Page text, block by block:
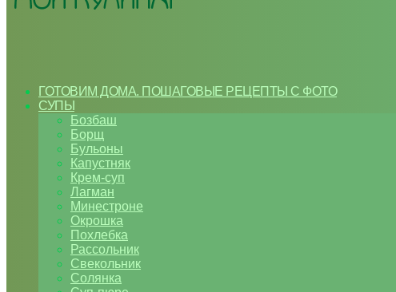
ГОТОВИМ ДОМА. ПОШАГОВЫЕ РЕЦЕПТЫ С ФОТО
СУПЫ
Бозбаш
Борщ
Бульоны
Капустняк
Крем-суп
Лагман
Минестроне
Окрошка
Похлебка
Рассольник
Свекольник
Солянка